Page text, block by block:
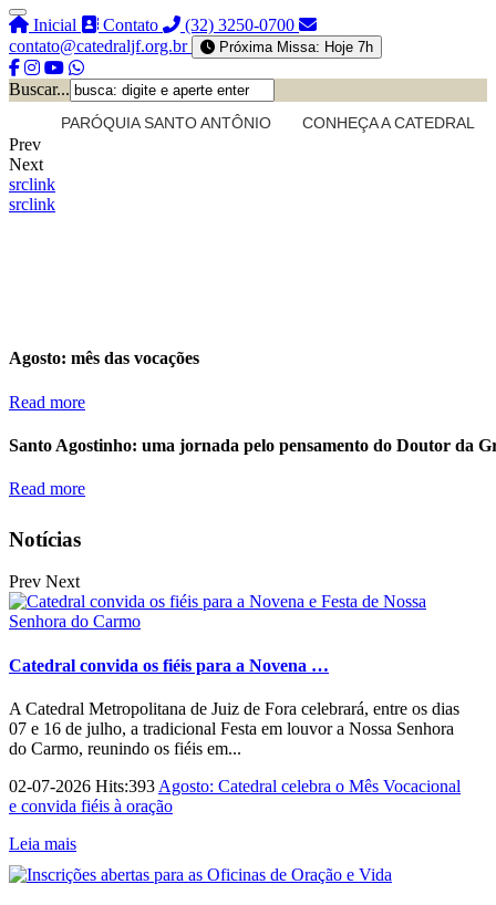
Inicial Contato
(32) 3250-0700
contato@catedraljf.org.br
Próxima Missa: Hoje 7h
Buscar...
PARÓQUIA SANTO ANTÔNIO CONHEÇA A CATEDRAL
Prev
Next
srclink
srclink
Agosto: mês das vocações
Read more
Santo Agostinho: uma jornada pelo pensamento do Doutor da
Read more
Notícias
Prev Next
Catedral convida os fiéis para a Novena …
A Catedral Metropolitana de Juiz de Fora celebrará, entre os dias
07 e 16 de julho, a tradicional Festa em louvor a Nossa Senhora
do Carmo, reunindo os fiéis em...
02-07-2026 Hits:393 Agosto: Catedral celebra o Mês Vocacional
e convida fiéis à oração
Leia mais